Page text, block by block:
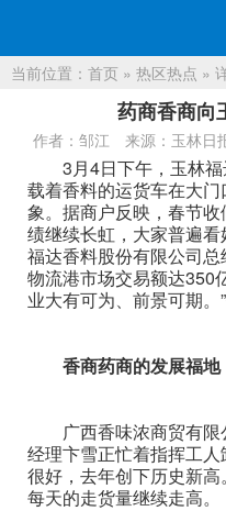
当前位置： 首页 » 热区热点 »
药商香商向
作者：邹江 来源：玉林日
3月4日下午，玉林
载着香料的运货车在大
象。据商户反映，春节
绩继续长虹，大家普遍
福达香料股份有限公司
物流港市场交易额达350
业大有可为、前景可期。
香商药商的发展福地
广西香味浓商贸有
经理卞雪正忙着指挥工
很好，去年创下历史新
每天的走货量继续走高。